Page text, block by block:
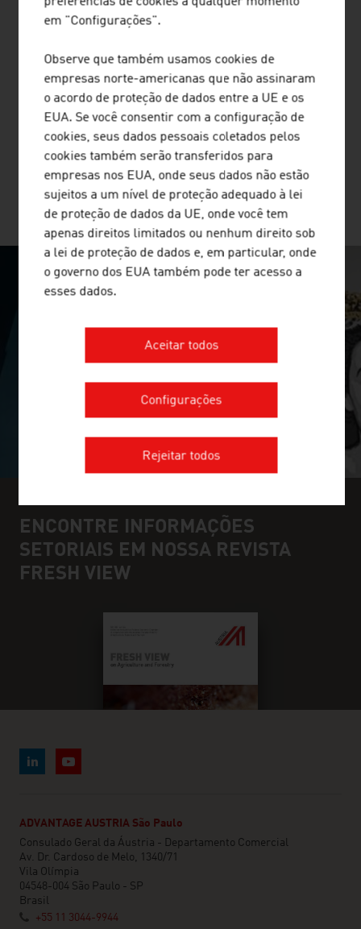
FEUERUNGSTECHNIK GMBH
A POLYTECHNIK é um dos fornecedores líderes
mundiais em matéria de planejamento e fornecimento de
usinas de incineração de biomassa turn key para
geração de calor e energia elétrica.
MAIS EMPRESAS
SURPRISINGLY INGENIOUS
video abspielen
ENCONTRE INFORMAÇÕES
SETORIAIS EM NOSSA REVISTA
FRESH VIEW
ADVANTAGE AUSTRIA São Paulo
Consulado Geral da Áustria - Departamento Comercial
Av. Dr. Cardoso de Melo, 1340/71
Vila Olímpia
04548-004 São Paulo - SP
Brasil
+55 11 3044-9944
em "Configurações".
Observe que também usamos cookies de
empresas norte-americanas que não assinaram
o acordo de proteção de dados entre a UE e os
EUA. Se você consentir com a configuração de
cookies, seus dados pessoais coletados pelos
cookies também serão transferidos para
empresas nos EUA, onde seus dados não estão
sujeitos a um nível de proteção adequado à lei
de proteção de dados da UE, onde você tem
apenas direitos limitados ou nenhum direito sob
a lei de proteção de dados e, em particular, onde
o governo dos EUA também pode ter acesso a
esses dados.
Aceitar todos
Configurações
Rejeitar todos